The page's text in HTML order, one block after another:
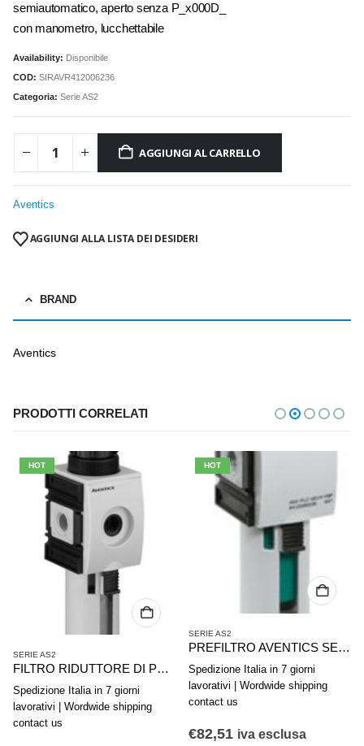
semiautomatico, aperto senza P_x000D_
con manometro, lucchettabile
Availability: Disponibile
COD: SIRAVR412006236
Categoria: Serie AS2
AGGIUNGI AL CARRELLO
Aventics
AGGIUNGI ALLA LISTA DEI DESIDERI
BRAND
Aventics
PRODOTTI CORRELATI
HOT
SERIE AS2
FILTRO RIDUTTORE DI PRESSIONE AVENTICS SERIE AS2-FLS R412006006
Spedizione Italia in 7 giorni
lavorativi | Wordwide shipping
contact us
HOT
SERIE AS2
PREFILTRO AVENTICS SERIE AS2-FLP R412006027
Spedizione Italia in 7 giorni
lavorativi | Wordwide shipping
contact us
€82,51 iva esclusa